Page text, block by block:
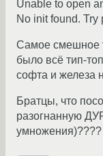
Unable to open
No init found. Try
Самое смешное
было всё тип-
софта и железа
Братцы, что
разогнанную
умножения)????